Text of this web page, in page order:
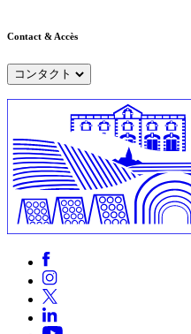
Contact & Accès
コンタクト